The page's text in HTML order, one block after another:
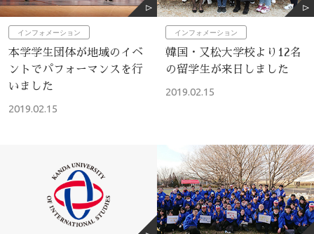
インフォメーション
本学学生団体が地域のイベ
ントでパフォーマンスを行
いました
2019.02.15
インフォメーション
韓国・又松大学校より12名
の留学生が来日しました
2019.02.15